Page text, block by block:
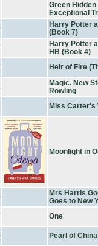
Green
Exceptional
Harry Potter
(Book 7)
Harry Potter
HB (Book 4)
Heir of Fire
Magic. New
Rowling
Miss Carter's
Moonlight in
Mrs Harris
Goes to New
One
Pearl of China